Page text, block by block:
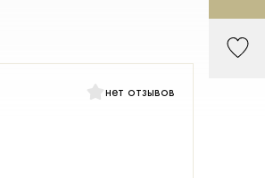
нет отзывов